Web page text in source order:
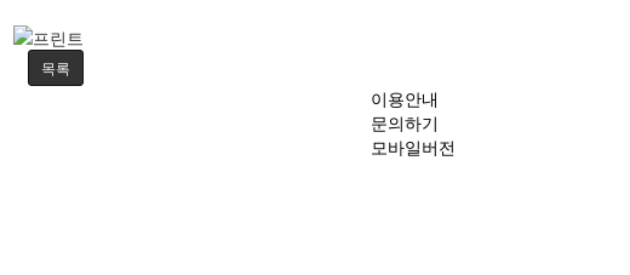
목록
이용안내
문의하기
모바일버전